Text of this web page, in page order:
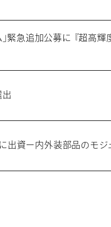
緊急追加公募に 『超高
出
に出資ー内外装部品のモ